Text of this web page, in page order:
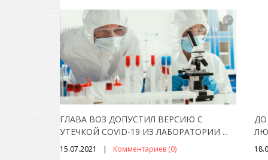
ГЛАВА ВОЗ ДОПУСТИЛ ВЕРСИЮ С
УТЕЧКОЙ COVID-19 ИЗ ЛАБОРАТОРИИ ...
15.07.2021 Комментариев (0)
ДО